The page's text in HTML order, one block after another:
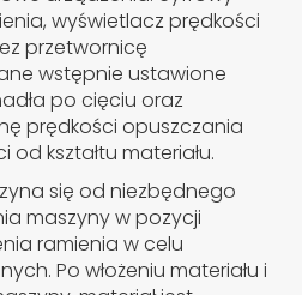
wyświetlacz prędkości
przetwornicę
wstępnie ustawione
po cięciu oraz
prędkości opuszczania
od kształtu materiału.
się od niezbędnego
maszyny w pozycji
ramienia w celu
Po włożeniu materiału i